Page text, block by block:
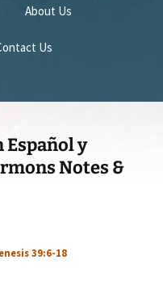
About Us
Mission
Statement of Faith
Us
Español y
Notes &
39:6-18